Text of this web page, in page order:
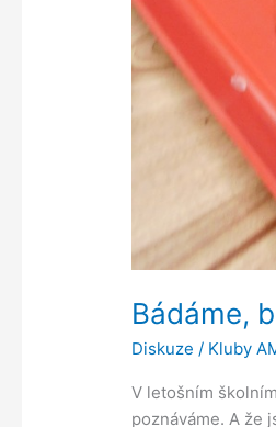
Bádáme,
Diskuze / Kluby
V letošním
poznáváme. A že